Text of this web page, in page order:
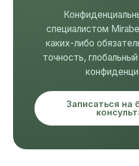
специалистом
каких-либо
точность,
Записаться на